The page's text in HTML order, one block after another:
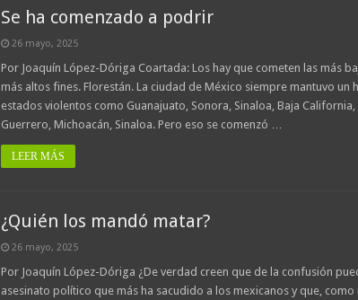
Se ha comenzado a podrir
26 mayo, 2025
Por Joaquín López-Dóriga Coartada: Los hay que cometen las más
más altos fines. Florestán. La ciudad de México siempre mantuvo
estados violentos como Guanajuato, Sonora, Sinaloa, Baja California,
Guerrero, Michoacán, Sinaloa. Pero eso se comenzó …
LEER MÁS
¿Quién los mandó matar?
26 mayo, 2025
Por Joaquín López-Dóriga ¿De verdad creen que de la confusión
asesinato político que más ha sacudido a los mexicanos y que,